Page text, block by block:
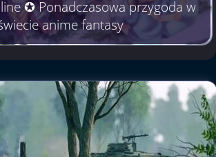
✪ Ponadczasowa przygoda w
anime fantasy